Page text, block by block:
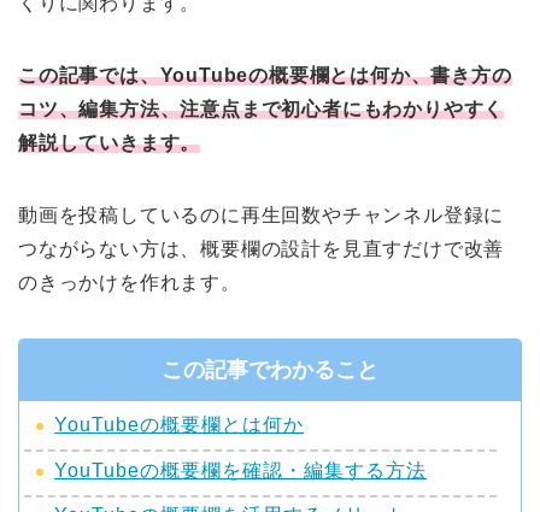
この記事では、YouTubeの概要欄とは何か、書き方の
コツ、編集方法、注意点まで初心者にもわかりやすく
解説していきます。
動画を投稿しているのに再生回数やチャンネル登録に
つながらない方は、概要欄の設計を見直すだけで改善
のきっかけを作れます。
この記事でわかること
YouTubeの概要欄とは何か
YouTubeの概要欄を確認・編集する方法